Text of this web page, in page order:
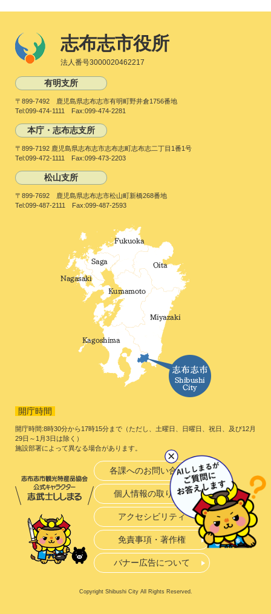
志布志市役所
法人番号3000020462217
有明支所
〒899-7492 鹿児島県志布志市有明町野井倉1756番地
Tel:099-474-1111 Fax:099-474-2281
本庁・志布志支所
〒899-7192 鹿児島県志布志市志布志町志布志二丁目1番1号
Tel:099-472-1111 Fax:099-473-2203
松山支所
〒899-7692 鹿児島県志布志市松山町新橋268番地
Tel:099-487-2111 Fax:099-487-2593
開庁時間
開庁時間:8時30分から17時15分まで（ただし、土曜日、日曜日、祝日、及び12月
29日～1月3日は除く）
施設部署によって異なる場合があります。
各課へのお問い合わせ
個人情報の取り扱い
アクセシビリティ
免責事項・著作権
バナー広告について
Copyright Shibushi City All Rights Reserved.